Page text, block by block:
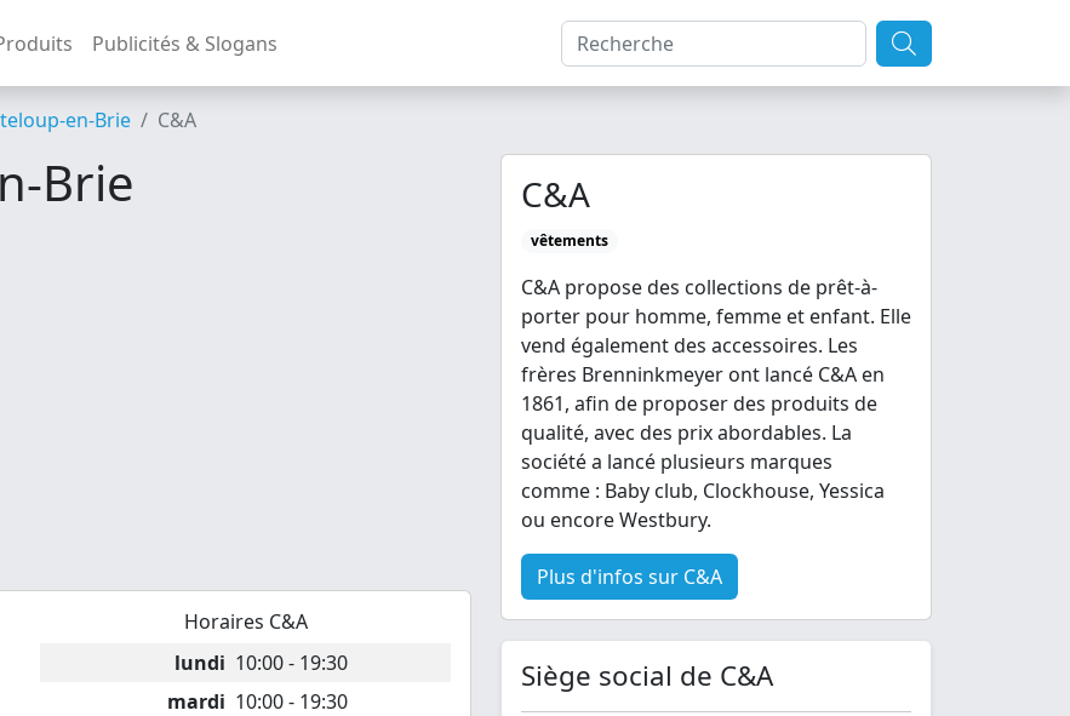
Publicités & Slogans
en-Brie C&A
Brie
Horaires C&A
lundi 10:00 - 19:30
mardi 10:00 - 19:30
C&A
vêtements
C&A propose des collections de prêt-à-
porter pour homme, femme et enfant. Elle
vend également des accessoires. Les
frères Brenninkmeyer ont lancé C&A en
1861, afin de proposer des produits de
qualité, avec des prix abordables. La
société a lancé plusieurs marques
comme : Baby club, Clockhouse, Yessica
ou encore Westbury.
Plus d'infos sur C&A
Siège social de C&A